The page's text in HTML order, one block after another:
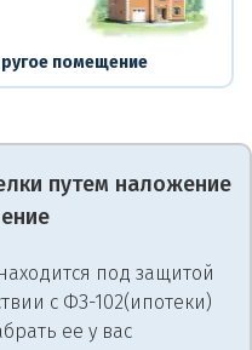
помещение
путем наложение
под защитой
с ФЗ-102(ипотеки)
ее у вас